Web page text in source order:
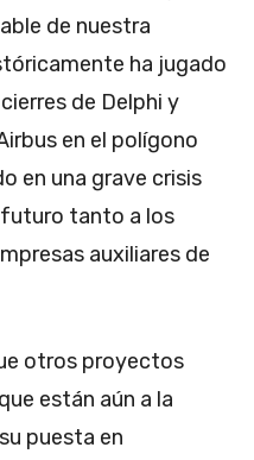
de nuestra
ha jugado
de Delphi y
en el polígono
en una grave crisis
tanto a los
auxiliares de
otros proyectos
están aún a la
puesta en